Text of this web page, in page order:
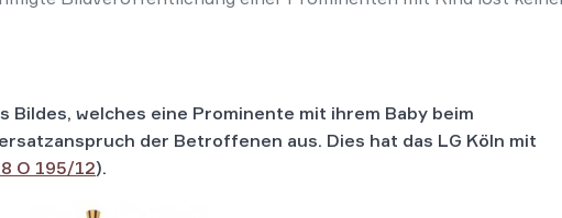
welches eine Prominente mit ihrem Baby beim
der Betroffenen aus. Dies hat das LG Köln mit
O 195/12).